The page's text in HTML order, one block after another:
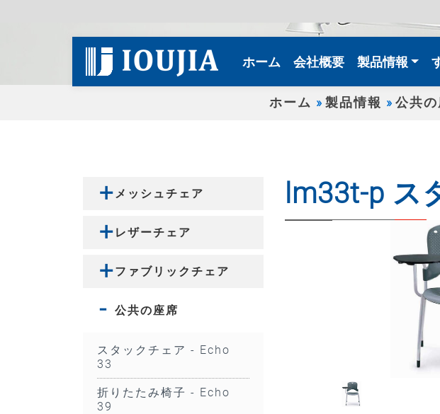
ホーム (current)
会社概要 製品情報
ホーム 製品情報 公共の
メッシュチェア
レザーチェア
ファブリックチェア
公共の座席
スタックチェア - Echo
33
折りたたみ椅子 - Echo
39
lm33t-p ス